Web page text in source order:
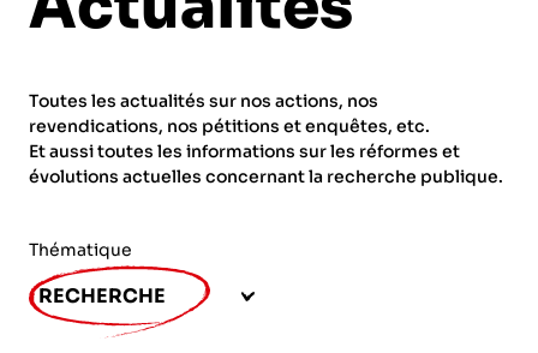
Fonction publique
Actions spécifiques
ORGANISMES
CNRS – Centre national de la recherche
scientifique
INRIA - Institut national de recherche en
INSERM – Institut national de la santé et de la
recherche médicale
AGENDA
PUBLICATIONS
Toutes les actualités sur nos actions, nos
revendications, nos pétitions et enquêtes, etc.
Et aussi toutes les informations sur les réformes et
évolutions actuelles concernant la recherche publique.
Thématique
RECHERCHE